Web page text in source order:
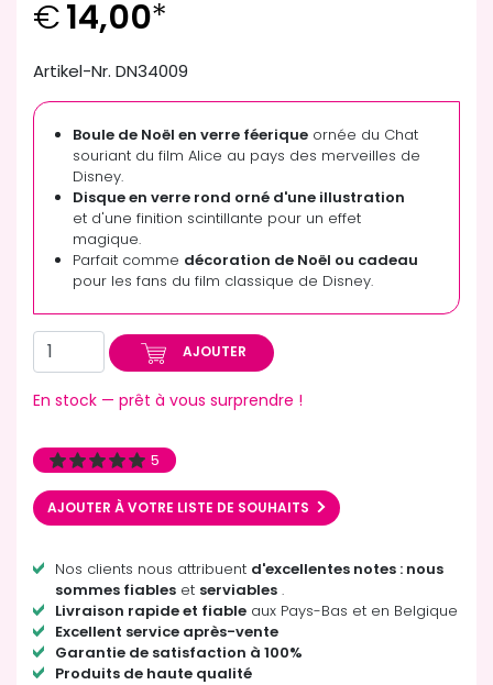
€14,00*
Artikel-Nr. DN34009
Boule de Noël en verre féerique ornée du Chat
souriant du film Alice au pays des merveilles de
Disney.
Disque en verre rond orné d'une illustration
et d'une finition scintillante pour un effet
magique.
Parfait comme décoration de Noël ou cadeau
pour les fans du film classique de Disney.
AJOUTER
En stock — prêt à vous surprendre !
5
AJOUTER À VOTRE LISTE DE SOUHAITS
Nos clients nous attribuent d'excellentes notes : nous
sommes fiables et serviables .
Livraison rapide et fiable aux Pays-Bas et en Belgique
Excellent service après-vente
Garantie de satisfaction à 100%
Produits de haute qualité